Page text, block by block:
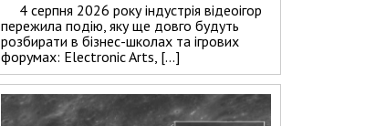
4 серпня 2026 року індустрія відеоігор
пережила подію, яку ще довго будуть
розбирати в бізнес-школах та ігрових
форумах: Electronic Arts, […]